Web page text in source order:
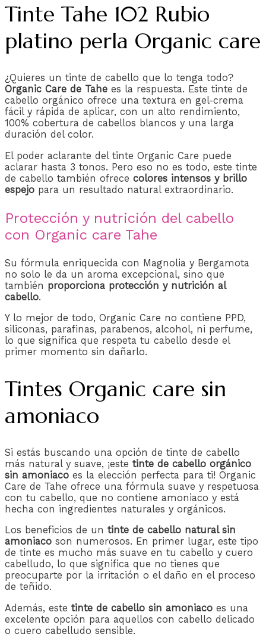
Tinte Tahe 102 Rubio
platino perla Organic care
¿Quieres un tinte de cabello que lo tenga todo?
Organic Care de Tahe es la respuesta. Este tinte de
cabello orgánico ofrece una textura en gel-crema
fácil y rápida de aplicar, con un alto rendimiento,
100% cobertura de cabellos blancos y una larga
duración del color.
El poder aclarante del tinte Organic Care puede
aclarar hasta 3 tonos. Pero eso no es todo, este tinte
de cabello también ofrece colores intensos y brillo
espejo para un resultado natural extraordinario.
Protección y nutrición del cabello
con Organic care Tahe
Su fórmula enriquecida con Magnolia y Bergamota
no solo le da un aroma excepcional, sino que
también proporciona protección y nutrición al
cabello.
Y lo mejor de todo, Organic Care no contiene PPD,
siliconas, parafinas, parabenos, alcohol, ni perfume,
lo que significa que respeta tu cabello desde el
primer momento sin dañarlo.
Tintes Organic care sin
amoniaco
Si estás buscando una opción de tinte de cabello
más natural y suave, ¡este tinte de cabello orgánico
sin amoniaco es la elección perfecta para ti! Organic
Care de Tahe ofrece una fórmula suave y respetuosa
con tu cabello, que no contiene amoniaco y está
hecha con ingredientes naturales y orgánicos.
Los beneficios de un tinte de cabello natural sin
amoniaco son numerosos. En primer lugar, este tipo
de tinte es mucho más suave en tu cabello y cuero
cabelludo, lo que significa que no tienes que
preocuparte por la irritación o el daño en el proceso
de teñido.
Además, este tinte de cabello sin amoniaco es una
excelente opción para aquellos con cabello delicado
o cuero cabelludo sensible.